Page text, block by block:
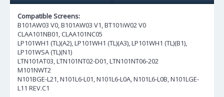
Compatible Screens:
B101AW03 V0, B101AW03 V1, BT101iW02 V0
CLAA101NB01, CLAA101NC05
LP101WH1 (TL)(A2), LP101WH1 (TL)(A3), LP101WH1 (TL)(B1),
LP101WSA (TL)(N1)
LTN101AT03, LTN101NT02-D01, LTN101NT06-202
M101NWT2
N101BGE-L21, N101L6-L01, N101L6-L0A, N101L6-L0B, N101LGE-
L11 REV.C1